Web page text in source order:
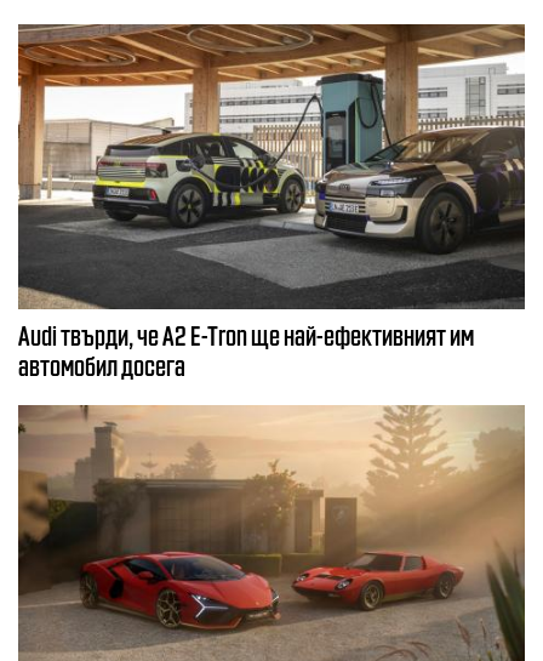
Audi твърди, че A2 E-Tron ще най-ефективният им
автомобил досега